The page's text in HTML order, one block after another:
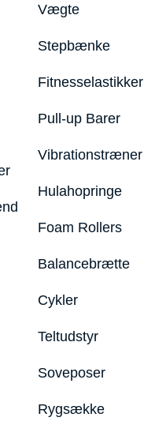
Vægte
Stepbænke
Fitnesselastikker
Pull-up Barer
Vibrationstræner
Hulahopringe
Foam Rollers
Balancebrætte
Cykler
Teltudstyr
Soveposer
Rygsække